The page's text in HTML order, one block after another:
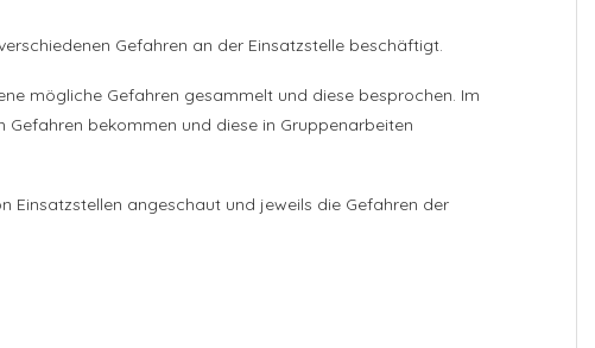
Gefahren an der Einsatzstelle beschäftigt.
mögliche Gefahren gesammelt und diese besprochen. Im
bekommen und diese in Gruppenarbeiten
Einsatzstellen angeschaut und jeweils die Gefahren der